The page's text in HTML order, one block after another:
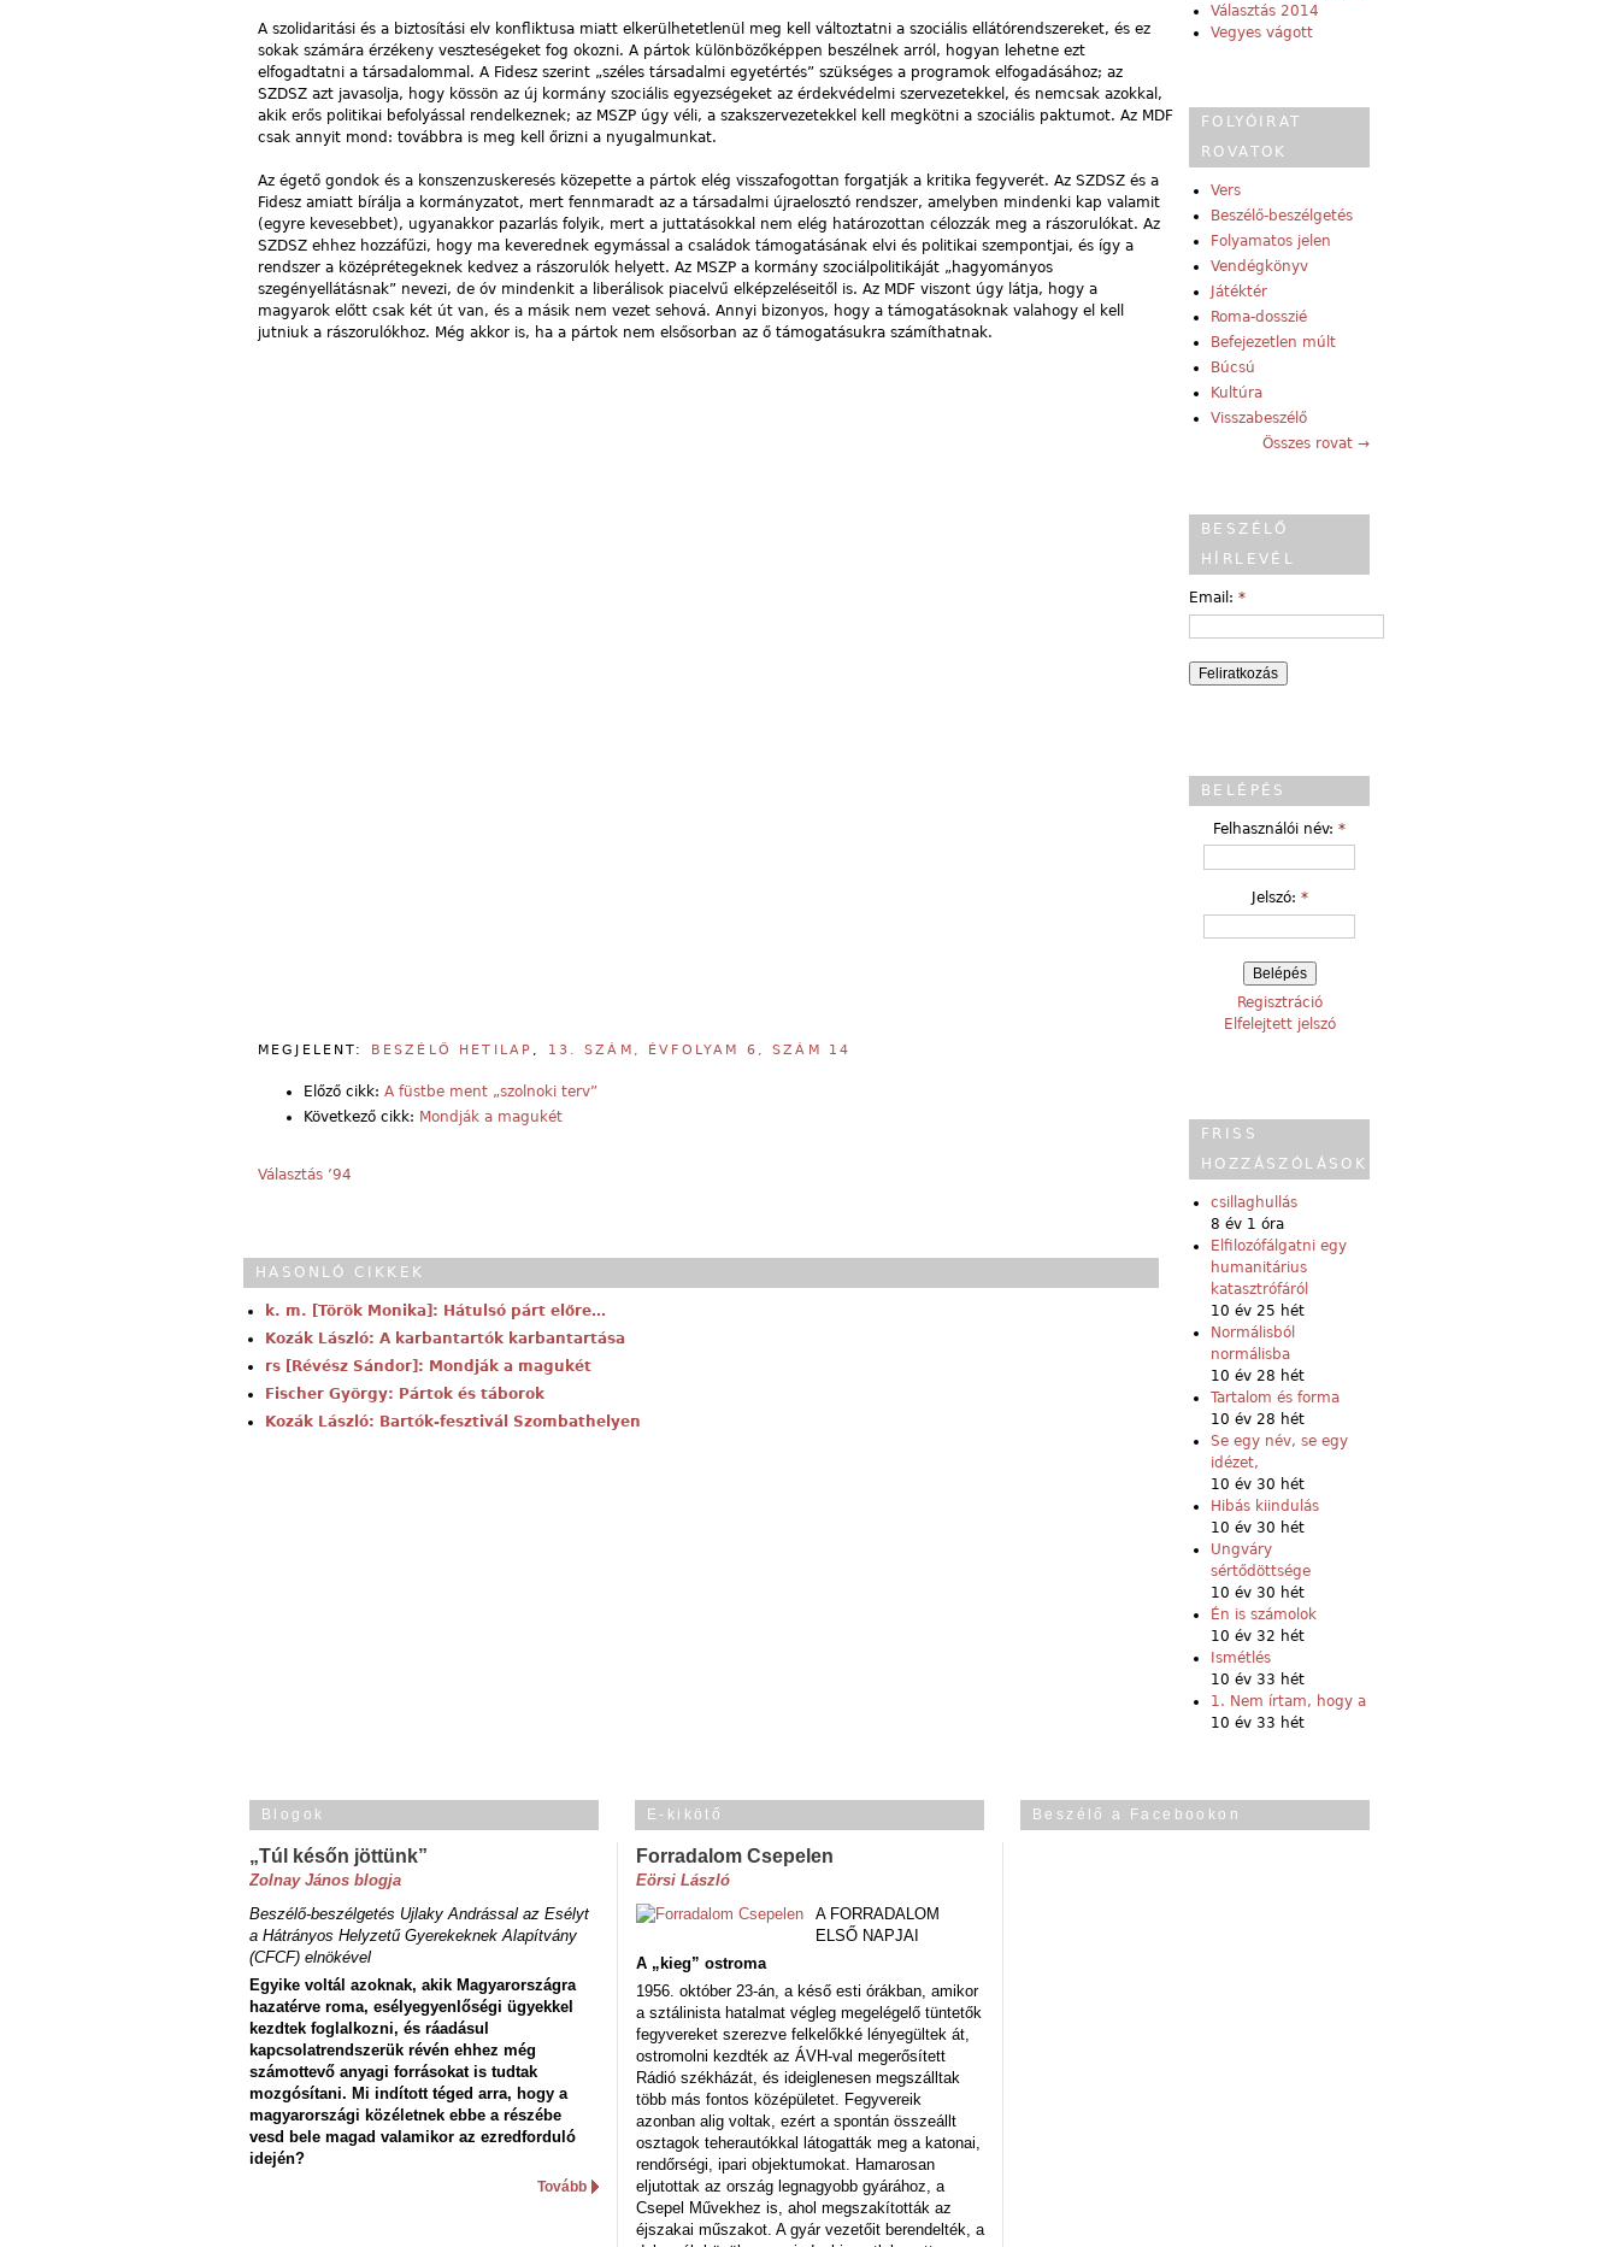
A szolidaritási és a biztosítási elv konfliktusa miatt elkerülhetetlenül meg kell változtatni a szociális ellátórendszereket, és ez
sokak számára érzékeny veszteségeket fog okozni. A pártok különbözőképpen beszélnek arról, hogyan lehetne ezt
elfogadtatni a társadalommal. A Fidesz szerint „széles társadalmi egyetértés” szükséges a programok elfogadásához; az
SZDSZ azt javasolja, hogy kössön az új kormány szociális egyezségeket az érdekvédelmi szervezetekkel, és nemcsak azokkal,
akik erős politikai befolyással rendelkeznek; az MSZP úgy véli, a szakszervezetekkel kell megkötni a szociális paktumot. Az MDF
csak annyit mond: továbbra is meg kell őrizni a nyugalmunkat.
Az égető gondok és a konszenzuskeresés közepette a pártok elég visszafogottan forgatják a kritika fegyverét. Az SZDSZ és a
Fidesz amiatt bírálja a kormányzatot, mert fennmaradt az a társadalmi újraelosztó rendszer, amelyben mindenki kap valamit
(egyre kevesebbet), ugyanakkor pazarlás folyik, mert a juttatásokkal nem elég határozottan célozzák meg a rászorulókat. Az
SZDSZ ehhez hozzáfűzi, hogy ma keverednek egymással a családok támogatásának elvi és politikai szempontjai, és így a
rendszer a középrétegeknek kedvez a rászorulók helyett. Az MSZP a kormány szociálpolitikáját „hagyományos
szegényellátásnak” nevezi, de óv mindenkit a liberálisok piacelvű elképzeléseitől is. Az MDF viszont úgy látja, hogy a
magyarok előtt csak két út van, és a másik nem vezet sehová. Annyi bizonyos, hogy a támogatásoknak valahogy el kell
jutniuk a rászorulókhoz. Még akkor is, ha a pártok nem elsősorban az ő támogatásukra számíthatnak.
MEGJELENT: BESZÉLŐ HETILAP 13. SZÁM, ÉVFOLYAM 6, SZÁM 14
Előző cikk: A füstbe ment „szolnoki terv”
Következő cikk: Mondják a magukét
Választás ’94
HASONLÓ CIKKEK
k. m. [Török Monika]: Hátulsó párt előre…
Kozák László: A karbantartók karbantartása
rs [Révész Sándor]: Mondják a magukét
Fischer György: Pártok és táborok
Kozák László: Bartók-fesztivál Szombathelyen
Választás 2014
Vegyes vágott
FOLYÓIRAT
ROVATOK
Vers
Beszélő-beszélgetés
Folyamatos jelen
Vendégkönyv
Játéktér
Roma-dosszié
Befejezetlen múlt
Búcsú
Kultúra
Visszabeszélő
Összes rovat →
BESZÉLŐ
HÍRLEVÉL
Email: *
BELÉPÉS
Felhasználói név: *
Jelszó: *
Regisztráció
Elfelejtett jelszó
FRISS
HOZZÁSZÓLÁSOK
csillaghullás
8 év 1 óra
Elfilozófálgatni egy
humanitárius
katasztrófáról
10 év 25 hét
Normálisból
normálisba
10 év 28 hét
Tartalom és forma
10 év 28 hét
Se egy név, se egy
idézet,
10 év 30 hét
Hibás kiindulás
10 év 30 hét
Ungváry
sértődöttsége
10 év 30 hét
Én is számolok
10 év 32 hét
Ismétlés
10 év 33 hét
1. Nem írtam, hogy a
10 év 33 hét
Blogok
„Túl későn jöttünk”
Zolnay János blogja
Beszélő-beszélgetés Ujlaky Andrással az Esélyt
a Hátrányos Helyzetű Gyerekeknek Alapítvány
(CFCF) elnökével
Egyike voltál azoknak, akik Magyarországra
hazatérve roma, esélyegyenlőségi ügyekkel
kezdtek foglalkozni, és ráadásul
kapcsolatrendszerük révén ehhez még
számottevő anyagi forrásokat is tudtak
mozgósítani. Mi indított téged arra, hogy a
magyarországi közéletnek ebbe a részébe
vesd bele magad valamikor az ezredforduló
idején?
Tovább
E-kikötő
Forradalom Csepelen
Eörsi László
A FORRADALOM
ELSŐ NAPJAI
A „kieg” ostroma
1956. október 23-án, a késő esti órákban, amikor
a sztálinista hatalmat végleg megelégelő tüntetők
fegyvereket szerezve felkelőkké lényegültek át,
ostromolni kezdték az ÁVH-val megerősített
Rádió székházát, és ideiglenesen megszálltak
több más fontos középületet. Fegyvereik
azonban alig voltak, ezért a spontán összeállt
osztagok teherautókkal látogatták meg a katonai,
rendőrségi, ipari objektumokat. Hamarosan
eljutottak az ország legnagyobb gyárához, a
Csepel Művekhez is, ahol megszakították az
éjszakai műszakot. A gyár vezetőit berendelték, a
Beszélő a Facebookon